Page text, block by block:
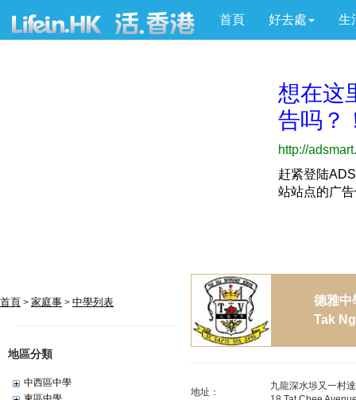
首頁 好去處 生
首頁 > 家庭事 > 中學列表
地區分類
中西區中學
德雅中
Tak
地址：
九龍深水埗又一村